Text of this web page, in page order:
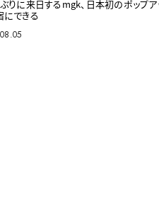
りに来日するmgk、日本初のポップア
できる